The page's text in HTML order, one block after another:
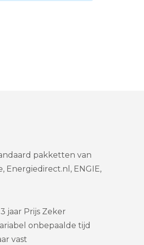
pakketten van
Energiedirect.nl, ENGIE,
jaar Prijs Zeker
onbepaalde tijd
vast